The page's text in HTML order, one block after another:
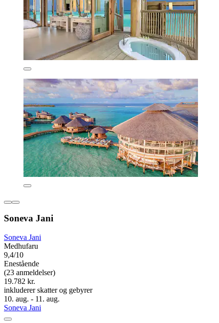
Soneva Jani
Soneva Jani
Medhufaru
9,4/10
Enestående
(23 anmeldelser)
19.782 kr.
inkluderer skatter og gebyrer
10. aug. - 11. aug.
Soneva Jani